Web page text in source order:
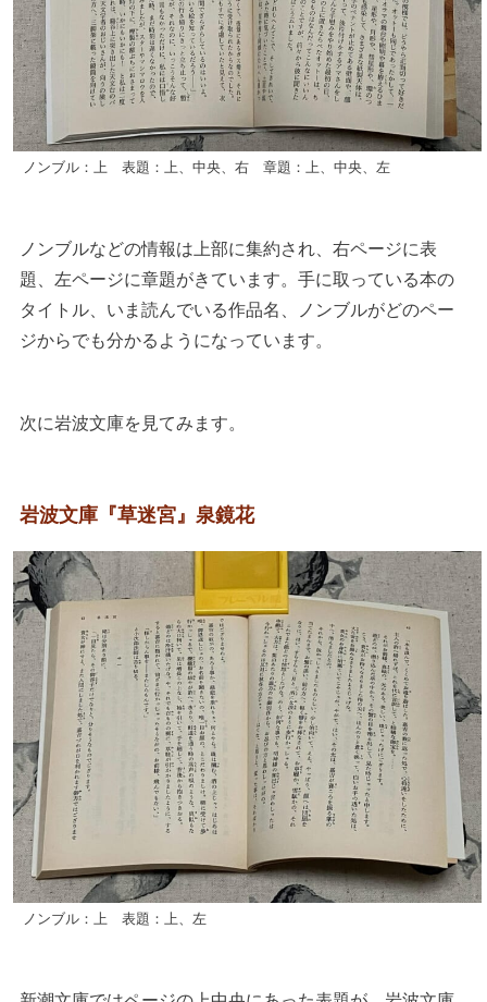
ノンブル：上 表題：上、中央、右 章題：上、中央、左
ノンブルなどの情報は上部に集約され、右ページに表
題、左ページに章題がきています。手に取っている本の
タイトル、いま読んでいる作品名、ノンブルがどのペー
ジからでも分かるようになっています。
次に岩波文庫を見てみます。
岩波文庫『草迷宮』泉鏡花
ノンブル：上 表題：上、左